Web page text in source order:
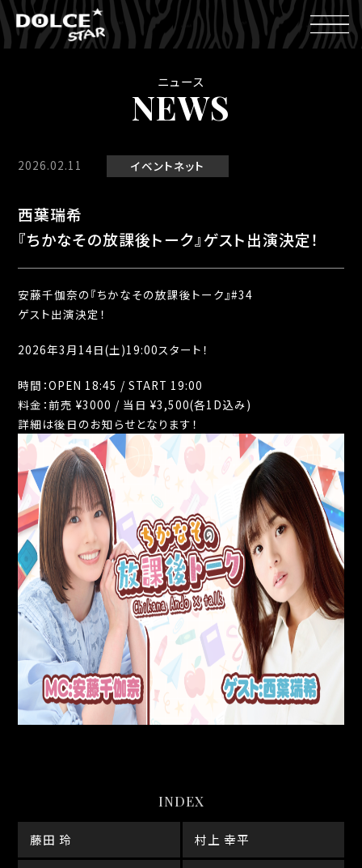
ニュース
NEWS
2026.02.11 イベントネット
西葉瑞希
『ちかなその放課後トーク』ゲスト出演決定！
安藤千伽奈の『ちかなその放課後トーク』#34
ゲスト出演決定！
2026年3月14日(土)19:00スタート！
時間：OPEN 18:45 / START 19:00
料金：前売 ¥3000 / 当日 ¥3,500(各1D込み)
詳細は後日のお知らせとなります！
INDEX
藤田 玲 村上 幸平